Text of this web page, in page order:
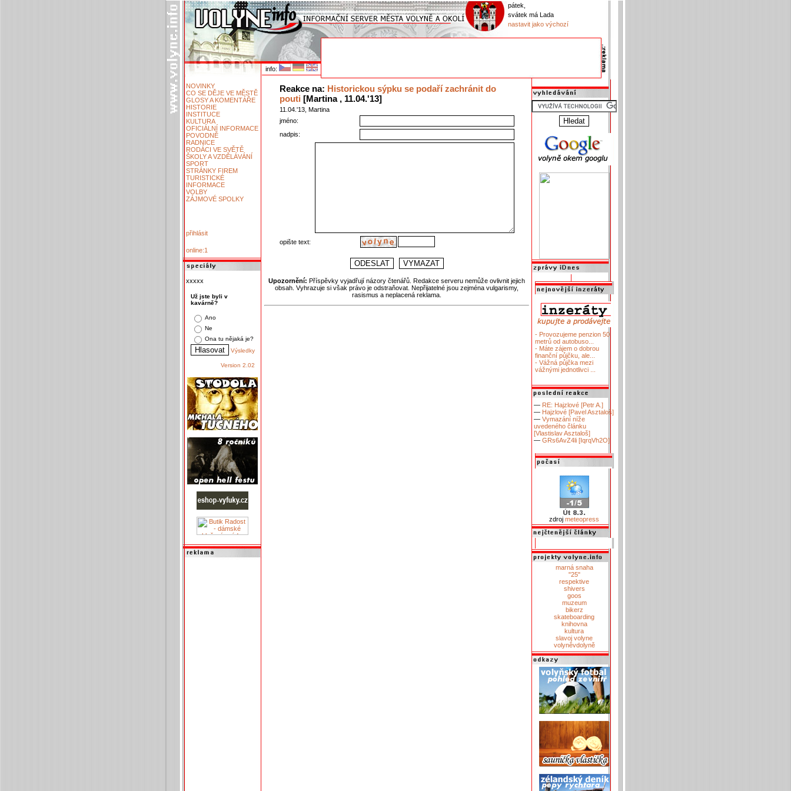
pátek,
svátek má Lada
nastavit jako výchozí
info:
NOVINKY
CO SE DĚJE VE MĚSTĚ
GLOSY A KOMENTÁŘE
HISTORIE
INSTITUCE
KULTURA
OFICIÁLNÍ INFORMACE
POVODNĚ
RADNICE
RODÁCI VE SVĚTĚ
ŠKOLY A VZDĚLÁVÁNÍ
SPORT
STRÁNKY FIREM
TURISTICKÉ
INFORMACE
VOLBY
ZÁJMOVÉ SPOLKY
přihlásit
online:1
xxxxx
Už jste byli v
kavárně?
Ano
Ne
Ona tu nějaká je?
Výsledky
Version 2.02
Reakce na: Historickou sýpku se podaří zachránit do
pouti [Martina , 11.04.'13]
11.04.'13, Martina
jméno:
nadpis:
opište text:
Upozornění: Příspěvky vyjadřují názory čtenářů. Redakce serveru nemůže ovlivnit jejich
obsah. Vyhrazuje si však právo je odstraňovat. Nepřijatelné jsou zejména vulgarismy,
rasismus a neplacená reklama.
- Provozujeme penzion 50
metrů od autobuso...
- Máte zájem o dobrou
finanční půjčku, ale...
- Vážná půjčka mezi
vážnými jednotlivci ...
— RE: Hajzlové [Petr A.]
— Hajzlové [Pavel Asztaloš]
— Vymazání níže
uvedeného článku
[Vlastislav Asztaloš]
— GRs6AvZ4li [IqrqVh2O]
zdroj meteopress
marná snaha
"25"
respektive
shivers
goos
muzeum
bikerz
skateboarding
knihovna
kultura
slavoj volyne
volyněvdolyně